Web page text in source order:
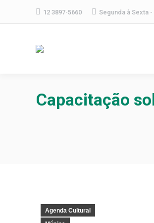
12 3897-5660 Segunda à Sexta -
Capacitação
Agenda Cultural